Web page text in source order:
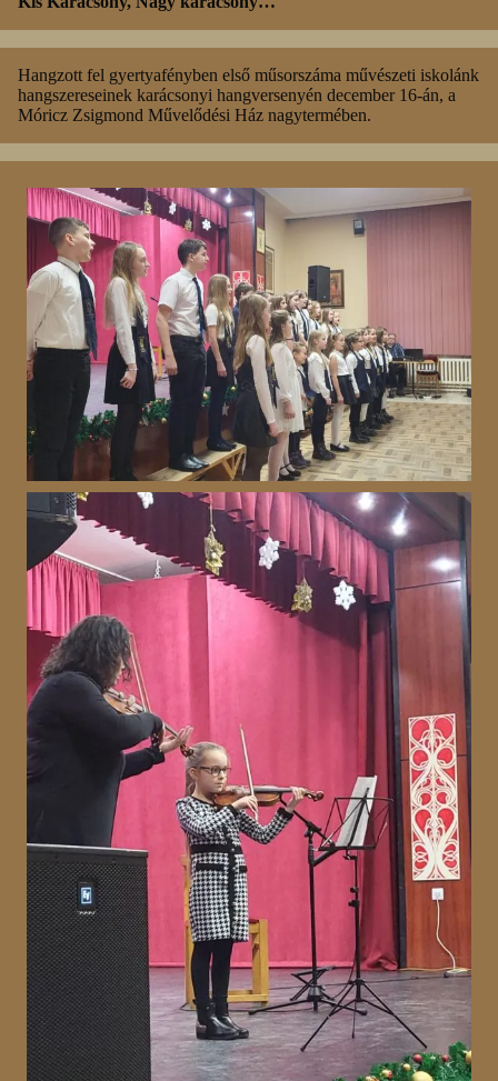
Hangzott fel gyertyafényben első műsorszáma művészeti iskolánk
hangszereseinek karácsonyi hangversenyén december 16-án, a
Móricz Zsigmond Művelődési Ház nagytermében.